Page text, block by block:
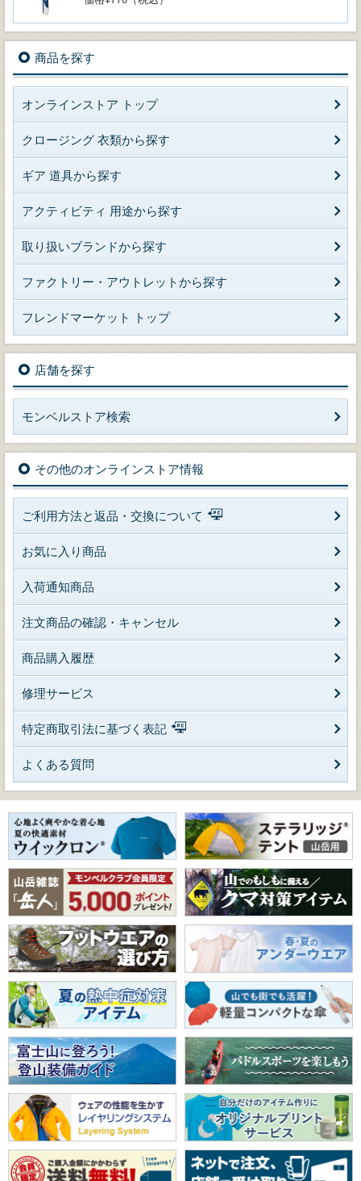
商品を探す
オンラインストア トップ
クロージング 衣類から探す
ギア 道具から探す
アクティビティ 用途から探す
取り扱いブランドから探す
ファクトリー・アウトレットから探す
フレンドマーケット トップ
店舗を探す
モンベルストア検索
その他のオンラインストア情報
ご利用方法と返品・交換について
お気に入り商品
入荷通知商品
注文商品の確認・キャンセル
商品購入履歴
修理サービス
特定商取引法に基づく表記
よくある質問